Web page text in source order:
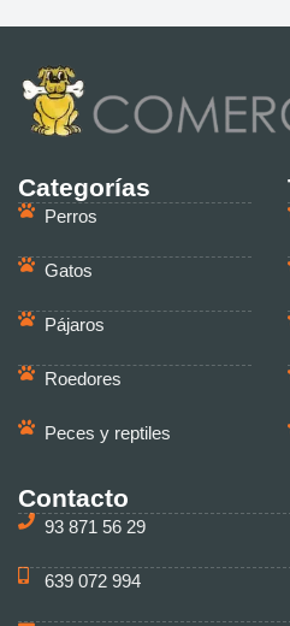
Categorías
Perros
Gatos
Pájaros
Roedores
Peces y reptiles
Contacto
93 871 56 29
639 072 994